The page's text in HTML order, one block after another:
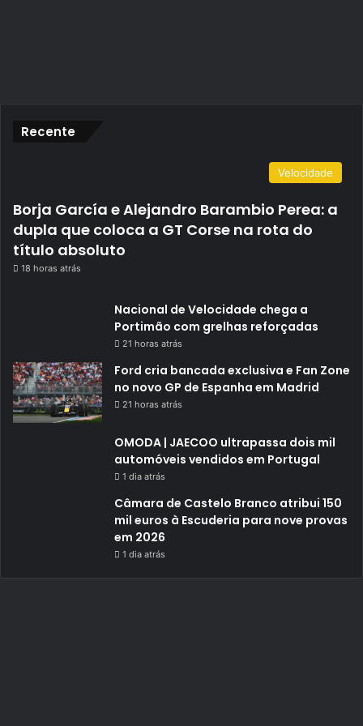
Recente
Velocidade
Borja García e Alejandro Barambio Perea: a
dupla que coloca a GT Corse na rota do
título absoluto
18 horas atrás
Nacional de Velocidade chega a
Portimão com grelhas reforçadas
21 horas atrás
Ford cria bancada exclusiva e Fan Zone
no novo GP de Espanha em Madrid
21 horas atrás
OMODA | JAECOO ultrapassa dois mil
automóveis vendidos em Portugal
1 dia atrás
Câmara de Castelo Branco atribui 150
mil euros à Escuderia para nove provas
em 2026
1 dia atrás